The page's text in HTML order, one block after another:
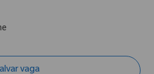
vaga